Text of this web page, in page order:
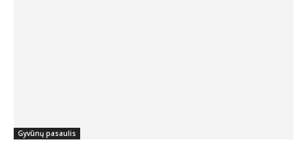
Gyvūnų pasaulis